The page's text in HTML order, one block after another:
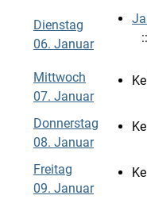
Dienstag
06. Januar
Mittwoch
07. Januar
Donnerstag
08. Januar
Freitag
09. Januar